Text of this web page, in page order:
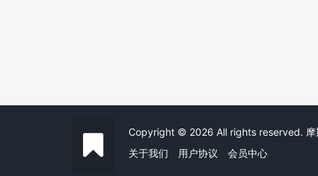
Copyright © 2026 All rights reserved. 摩
关于我们
用户协议 会员中心